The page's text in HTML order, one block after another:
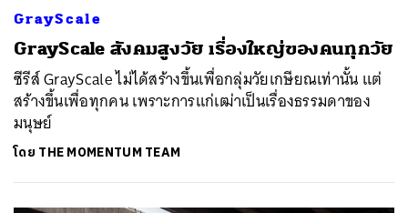
GrayScale
GrayScale สังคมสูงวัย เรื่องใหญ่ของคนทุกวัย
ซีรีส์ GrayScale ไม่ได้สร้างขึ้นเพื่อกลุ่มวัยเกษียณเท่านั้น แต่
สร้างขึ้นเพื่อทุกคน เพราะการแก่เฒ่าเป็นเรื่องธรรมดาของ
มนุษย์
โดย THE MOMENTUM TEAM